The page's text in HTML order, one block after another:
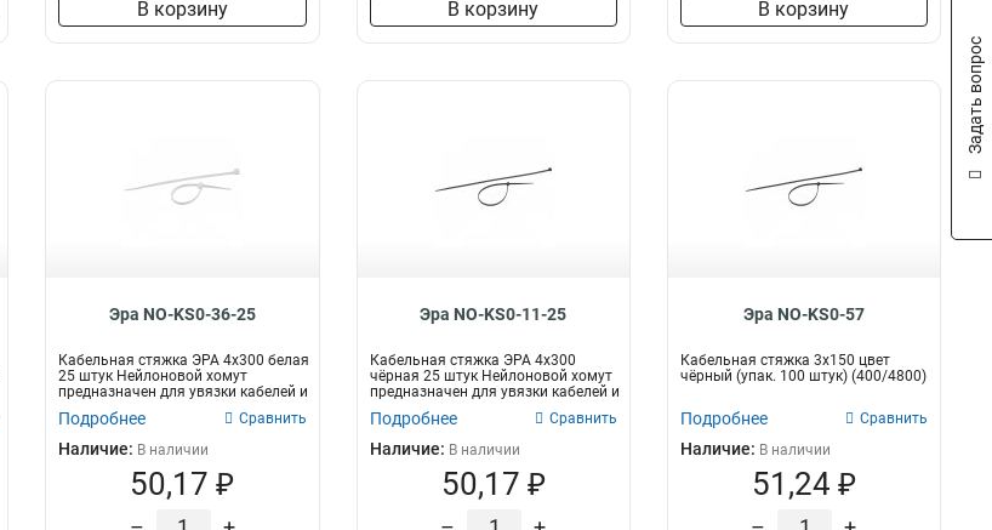
В корзину В корзину В корзину
Эра NO-KS0-36-25
Кабельная стяжка ЭРА 4x300 белая
25 штук Нейлоновой хомут
предназначен для увязки кабелей и
Подробнее Сравнить
Наличие: В наличии
50,17 ₽
Эра NO-KS0-11-25
Кабельная стяжка ЭРА 4x300
чёрная 25 штук Нейлоновой хомут
предназначен для увязки кабелей и
Подробнее Сравнить
Наличие: В наличии
50,17 ₽
Эра NO-KS0-57
Кабельная стяжка 3х150 цвет
чёрный (упак. 100 штук) (400/4800)
Подробнее Сравнить
Наличие: В наличии
51,24 ₽
Задать вопрос